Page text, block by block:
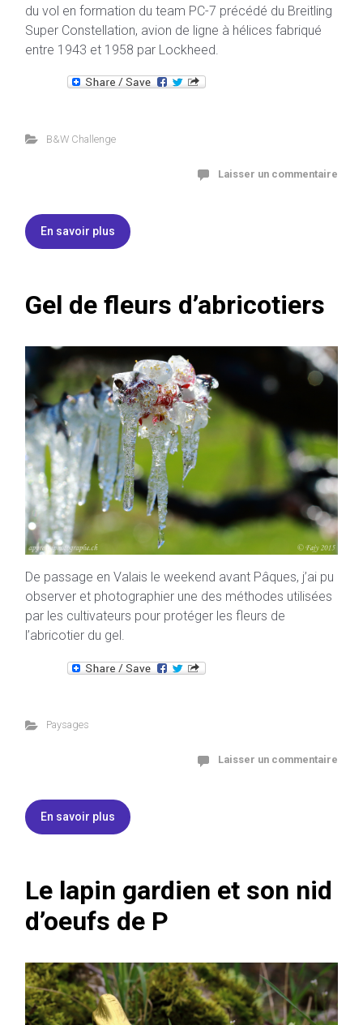
du vol en formation du team PC-7 précédé du Breitling
Super Constellation, avion de ligne à hélices fabriqué
entre 1943 et 1958 par Lockheed.
B&W Challenge
Laisser un commentaire
En savoir plus
Gel de fleurs d’abricotiers
De passage en Valais le weekend avant Pâques, j’ai pu
observer et photographier une des méthodes utilisées
par les cultivateurs pour protéger les fleurs de
l’abricotier du gel.
Paysages
Laisser un commentaire
En savoir plus
Le lapin gardien et son nid
d’oeufs de P